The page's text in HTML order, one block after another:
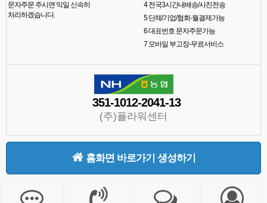
문자주문 주시면 익일 신속히
처리하겠습니다.
4전국3시간내배송/사진전송
5단체/기업/협회-월결제가능
6대표번호 문자주문가능
7모바일 부고장-무료서비스
351-1012-2041-13
(주)플라워센터
홈화면 바로가기 생성하기